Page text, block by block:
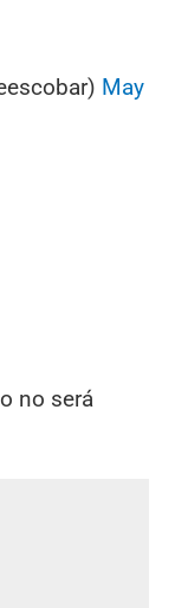
May
no será